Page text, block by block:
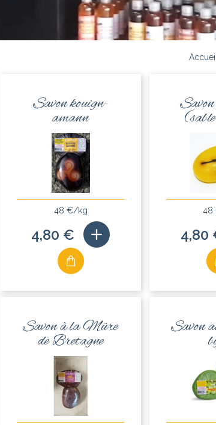
Accueil
Savon kouign-
amann
48 €/kg
4,80 €
48
4,80
Savon à la Mûre
de Bretagne
Savon